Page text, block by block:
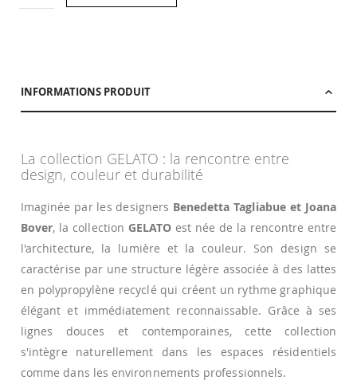
INFORMATIONS PRODUIT
La collection GELATO : la rencontre entre
design, couleur et durabilité
Imaginée par les designers Benedetta Tagliabue et Joana
Bover, la collection GELATO est née de la rencontre entre
l'architecture, la lumière et la couleur. Son design se
caractérise par une structure légère associée à des lattes
en polypropylène recyclé qui créent un rythme graphique
élégant et immédiatement reconnaissable. Grâce à ses
lignes douces et contemporaines, cette collection
s'intègre naturellement dans les espaces résidentiels
comme dans les environnements professionnels.